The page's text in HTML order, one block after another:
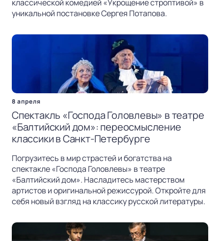
классической комедией «Укрощение строптивой» в
уникальной постановке Сергея Потапова.
8 апреля
Спектакль «Господа Головлевы» в театре
«Балтийский дом»: переосмысление
классики в Санкт-Петербурге
Погрузитесь в мир страстей и богатства на
спектакле «Господа Головлевы» в театре
«Балтийский дом». Насладитесь мастерством
артистов и оригинальной режиссурой. Откройте для
себя новый взгляд на классику русской литературы.